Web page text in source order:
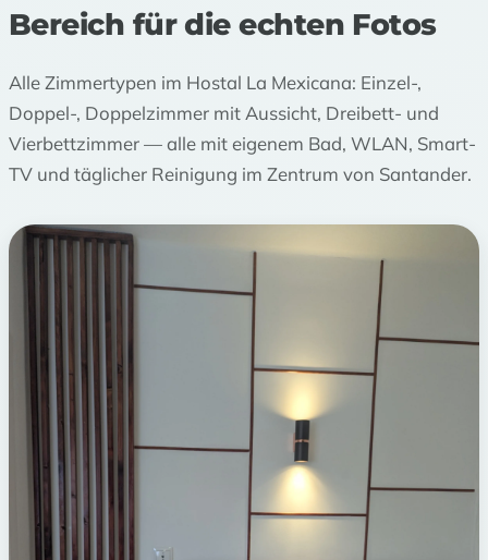
Bereich für die echten Fotos
Alle Zimmertypen im Hostal La Mexicana: Einzel-,
Doppel-, Doppelzimmer mit Aussicht, Dreibett- und
Vierbettzimmer — alle mit eigenem Bad, WLAN, Smart-
TV und täglicher Reinigung im Zentrum von Santander.